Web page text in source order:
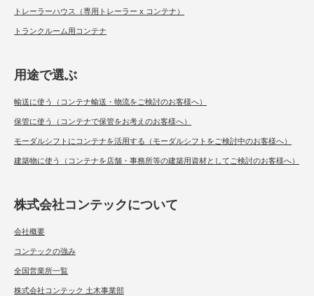
トレーラーハウス（専用トレーラー x コンテナ）
トランクルーム用コンテナ
用途で選ぶ
輸送に使う（コンテナ輸送・物流をご検討のお客様へ）
保管に使う（コンテナで保管をお考えのお客様へ）
モーダルシフトにコンテナを活用する（モーダルシフトをご検討中のお客様へ）
建築物に使う（コンテナを店舗・事務所等の建築用資材としてご検討のお客様へ）
株式会社コンテックについて
会社概要
コンテックの強み
全国営業所一覧
株式会社コンテック 土木事業部